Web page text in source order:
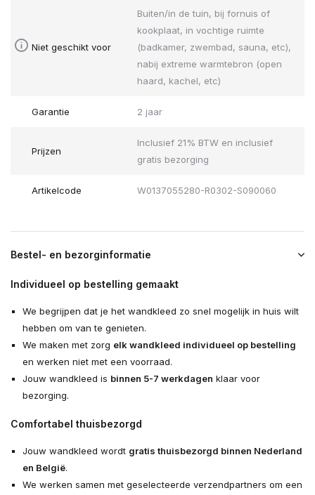
Niet geschikt voor
Buiten/in de tuin, bij fornuis of
kookplaat, in vochtige ruimte
(badkamer, zwembad, sauna, etc),
nabij extreme warmtebron (open
haard, kachel, etc)
Garantie 2 jaar
Prijzen
Inclusief 21% BTW en inclusief
gratis bezorging
Artikelcode W0137055280-R0302-S090060
Bestel- en bezorginformatie
Individueel op bestelling gemaakt
We begrijpen dat je het wandkleed zo snel mogelijk in huis wilt
hebben om van te genieten.
We maken met zorg elk wandkleed individueel op bestelling
en werken niet met een voorraad.
Jouw wandkleed is binnen 5-7 werkdagen klaar voor
bezorging.
Comfortabel thuisbezorgd
Jouw wandkleed wordt gratis thuisbezorgd binnen Nederland
en België.
We werken samen met geselecteerde verzendpartners om een